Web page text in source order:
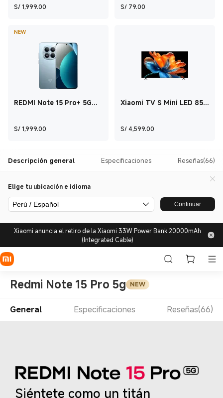
S/1,999.00 Current Price S/ 1,999
S/ 79.00
NEW
REDMI Note 15 Pro+ 5G
S/1,999.00 Current Price S/ 1,999
Xiaomi TV S Mini LED 85
S/4,599.00
Descripción general Especificaciones Reseñas(66)